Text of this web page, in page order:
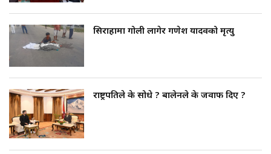
सिराहामा गोली लागेर गणेश यादवको मृत्यु
राष्ट्रपतिले के सोधे ? बालेनले के जवाफ दिए ?